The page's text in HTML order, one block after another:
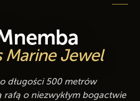
Marine Jewel
długości 500 metrów
o niezwykłym bogactwie